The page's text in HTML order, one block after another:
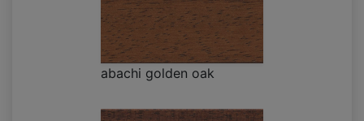
abachi golden oak